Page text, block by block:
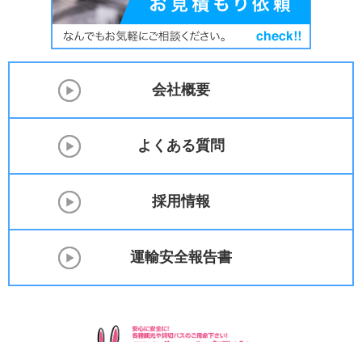
会社概要
よくある質問
採用情報
運輸安全報告書